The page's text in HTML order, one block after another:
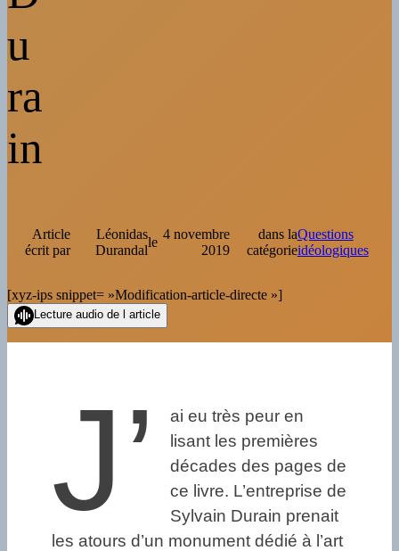
u
ra
in
Article
écrit par
Léonidas
Durandal
le
4 novembre
2019
dans la
catégorie
Questions
idéologiques
[xyz-ips snippet= »Modification-article-directe »]
Lecture audio de l article
J’
ai eu très peur en
lisant les premières
décades des pages de
ce livre. L’entreprise de
Sylvain Durain prenait
les atours d’un monument dédié à l’art